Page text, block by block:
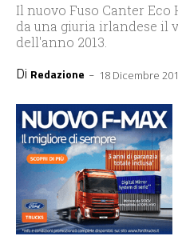
Il nuovo Fuso Canter
da una giuria irlandese il
dell'anno 2013.
Di Redazione - 18 Dicembre